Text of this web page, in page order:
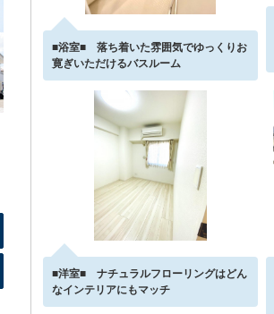
■浴室■ 落ち着いた雰囲気でゆっくりお
寛ぎいただけるバスルーム
■洋室■ ナチュラルフローリングはどん
なインテリアにもマッチ